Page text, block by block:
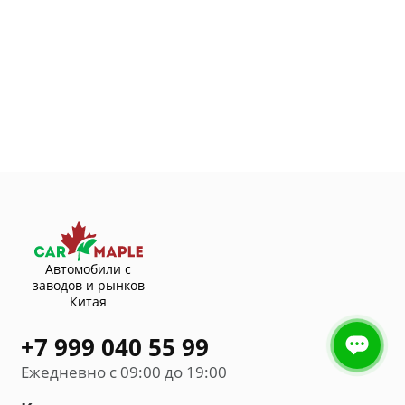
Автомобили с
заводов и рынков
Китая
+7 999 040 55 99
Ежедневно с 09:00 до 19:00